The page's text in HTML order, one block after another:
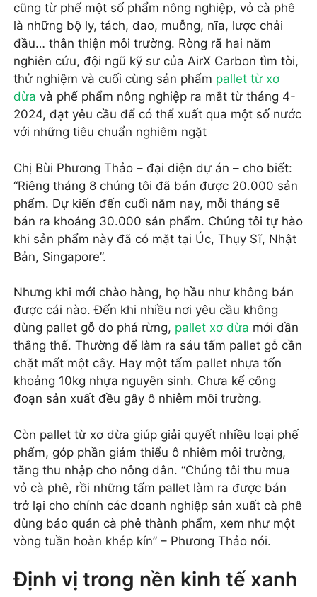
cũng từ phế một số phẩm nông nghiệp, vỏ cà phê
là những bộ ly, tách, dao, muỗng, nĩa, lược chải
đầu… thân thiện môi trường. Ròng rã hai năm
nghiên cứu, đội ngũ kỹ sư của AirX Carbon tìm tòi,
thử nghiệm và cuối cùng sản phẩm pallet từ xơ
dừa và phế phẩm nông nghiệp ra mắt từ tháng 4-
2024, đạt yêu cầu để có thể xuất qua một số nước
với những tiêu chuẩn nghiêm ngặt
Chị Bùi Phương Thảo – đại diện dự án – cho biết:
“Riêng tháng 8 chúng tôi đã bán được 20.000 sản
phẩm. Dự kiến đến cuối năm nay, mỗi tháng sẽ
bán ra khoảng 30.000 sản phẩm. Chúng tôi tự hào
khi sản phẩm này đã có mặt tại Úc, Thụy Sĩ, Nhật
Bản, Singapore”.
Nhưng khi mới chào hàng, họ hầu như không bán
được cái nào. Đến khi nhiều nơi yêu cầu không
dùng pallet gỗ do phá rừng, pallet xơ dừa mới dần
thắng thế. Thường để làm ra sáu tấm pallet gỗ cần
chặt mất một cây. Hay một tấm pallet nhựa tốn
khoảng 10kg nhựa nguyên sinh. Chưa kể công
đoạn sản xuất đều gây ô nhiễm môi trường.
Còn pallet từ xơ dừa giúp giải quyết nhiều loại phế
phẩm, góp phần giảm thiểu ô nhiễm môi trường,
tăng thu nhập cho nông dân. “Chúng tôi thu mua
vỏ cà phê, rồi những tấm pallet làm ra được bán
trở lại cho chính các doanh nghiệp sản xuất cà phê
dùng bảo quản cà phê thành phẩm, xem như một
vòng tuần hoàn khép kín” – Phương Thảo nói.
Định vị trong nền kinh tế xanh